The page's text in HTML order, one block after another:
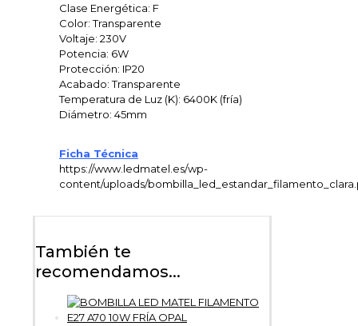
Clase Energética: F
Color: Transparente
Voltaje: 230V
Potencia: 6W
Protección: IP20
Acabado: Transparente
Temperatura de Luz (K): 6400K (fría)
Diámetro: 45mm
Ficha Técnica
https://www.ledmatel.es/wp-
content/uploads/
También te
recomendamos...